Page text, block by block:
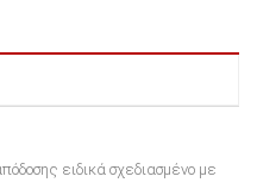
ειδικά σχεδιασμένο με